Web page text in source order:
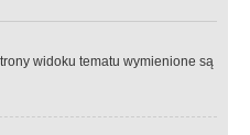
widoku tematu wymienione są